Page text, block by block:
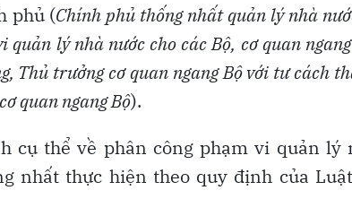
phủ (Chính phủ thống nhất quản lý nhà
lý nhà nước cho các Bộ, cơ quan
Thủ trưởng cơ quan ngang Bộ với tư cách
quan ngang Bộ).
cụ thể về phân công phạm vi quản lý
nhất thực hiện theo quy định của